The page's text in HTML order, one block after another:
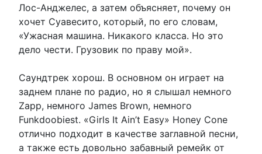
Лос-Анджелес, а затем объясняет, почему он
хочет Суавесито, который, по его словам,
«Ужасная машина. Никакого класса. Но это
дело чести. Грузовик по праву мой».
Саундтрек хорош. В основном он играет на
заднем плане по радио, но я слышал немного
Zapp, немного James Brown, немного
Funkdoobiest. «Girls It Ain’t Easy» Honey Cone
отлично подходит в качестве заглавной песни,
а также есть довольно забавный ремейк от